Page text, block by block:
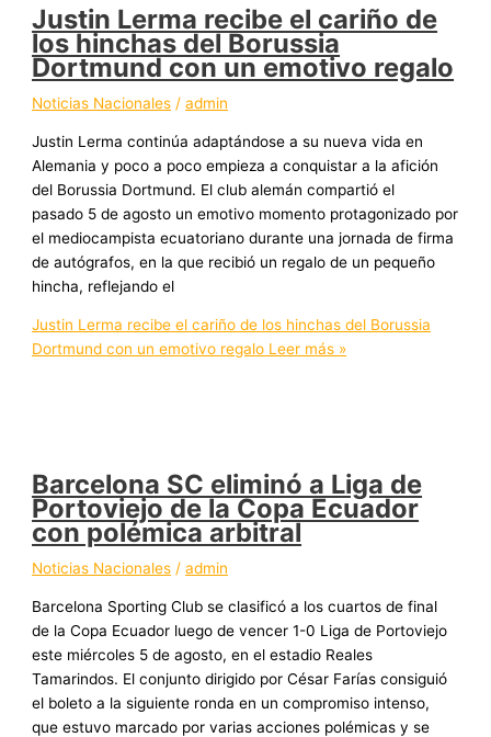
Justin Lerma recibe el cariño de
los hinchas del Borussia
Dortmund con un emotivo regalo
Noticias Nacionales /admin
Justin Lerma continúa adaptándose a su nueva vida en
Alemania y poco a poco empieza a conquistar a la afición
del Borussia Dortmund. El club alemán compartió el
pasado 5 de agosto un emotivo momento protagonizado por
el mediocampista ecuatoriano durante una jornada de firma
de autógrafos, en la que recibió un regalo de un pequeño
hincha, reflejando el
Justin Lerma recibe el cariño de los hinchas del Borussia
Dortmund con un emotivo regalo Leer más »
Barcelona SC eliminó a Liga de
Portoviejo de la Copa Ecuador
con polémica arbitral
Noticias Nacionales /admin
Barcelona Sporting Club se clasificó a los cuartos de final
de la Copa Ecuador luego de vencer 1-0 Liga de Portoviejo
este miércoles 5 de agosto, en el estadio Reales
Tamarindos. El conjunto dirigido por César Farías consiguió
el boleto a la siguiente ronda en un compromiso intenso,
que estuvo marcado por varias acciones polémicas y se